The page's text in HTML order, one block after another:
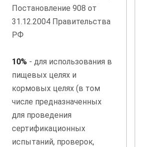
Постановление 908 от
31.12.2004 Правительства
РФ
10% - для использования в
пищевых целях и
кормовых целях (в том
числе предназначенных
для проведения
сертификационных
испытаний, проверок,